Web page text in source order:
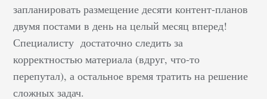
запланировать размещение десяти контент-планов
двумя постами в день на целый месяц вперед!
Специалисту достаточно следить за
корректностью материала (вдруг, что-то
перепутал), а остальное время тратить на решение
сложных задач.